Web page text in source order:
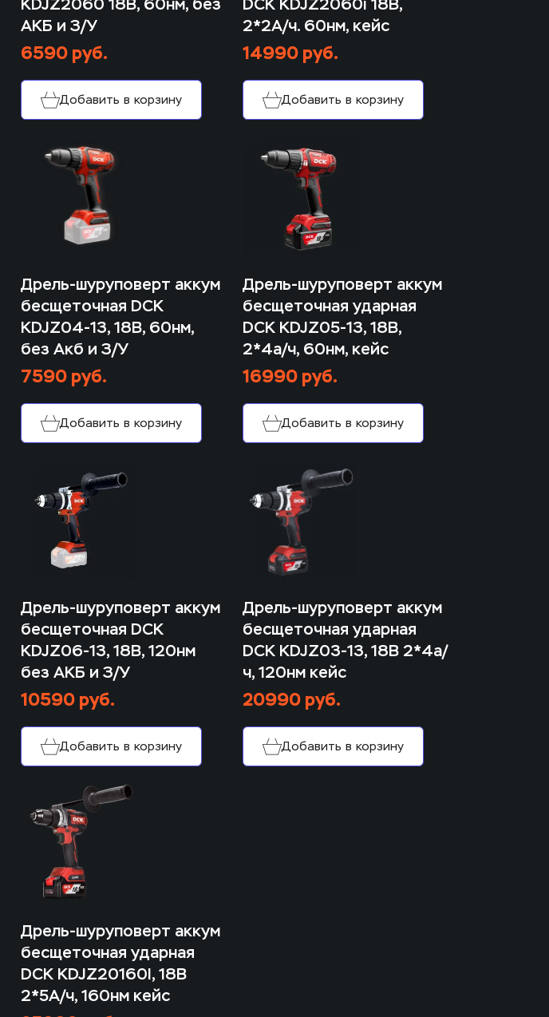
KDJZ2060 18В, 60нм, без
АКБ и З/У
6590 руб.
Добавить в корзину
DCK KDJZ2060i 18В,
2*2А/ч. 60нм, кейс
14990 руб.
Добавить в корзину
Дрель-шуруповерт аккум
бесщеточная DCK
KDJZ04-13, 18В, 60нм,
без Акб и З/У
7590 руб.
Добавить в корзину
Дрель-шуруповерт аккум
бесщеточная ударная
DCK KDJZ05-13, 18В,
2*4а/ч, 60нм, кейс
16990 руб.
Добавить в корзину
Дрель-шуруповерт аккум
бесщеточная DCK
KDJZ06-13, 18В, 120нм
без АКБ и З/У
10590 руб.
Добавить в корзину
Дрель-шуруповерт аккум
бесщеточная ударная
DCK KDJZ03-13, 18В 2*4а/
ч, 120нм кейс
20990 руб.
Добавить в корзину
Дрель-шуруповерт аккум
бесщеточная ударная
DCK KDJZ20160I, 18В
2*5А/ч, 160нм кейс